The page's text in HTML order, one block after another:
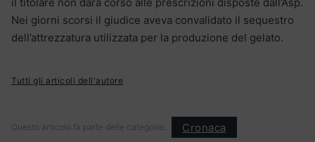
Nei giorni scorsi il giudice aveva convalidato il sequestro
dell’attrezzatura utilizzata per la produzione del gelato.
Tutti gli articoli dell'autore
Questo articolo fa parte delle categorie: Cronaca